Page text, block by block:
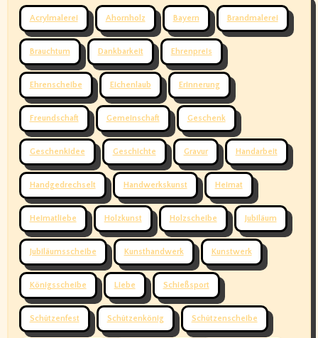
Acrylmalerei Ahornholz Bayern Brandmalerei
Brauchtum Dankbarkeit Ehrenpreis
Ehrenscheibe Eichenlaub Erinnerung
Freundschaft Gemeinschaft Geschenk
Geschenkidee Geschichte Gravur Handarbeit
Handgedrechselt Handwerkskunst Heimat
Heimatliebe Holzkunst Holzscheibe Jubiläum
Jubiläumsscheibe Kunsthandwerk Kunstwerk
Königsscheibe Liebe Schießsport
Schützenfest Schützenkönig Schützenscheibe